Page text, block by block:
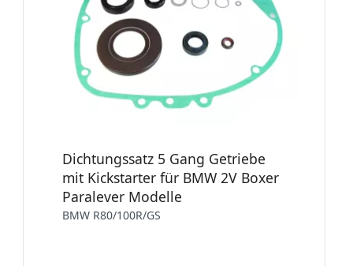
Dichtungssatz 5 Gang Getriebe
mit Kickstarter für BMW 2V Boxer
Paralever Modelle
BMW R80/100R/GS